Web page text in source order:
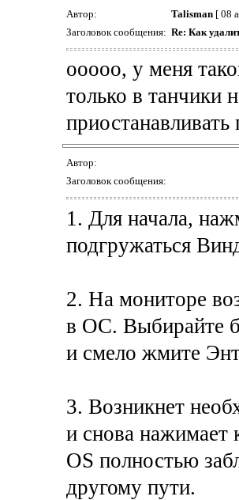
Автор: Talisman[ 08
Заголовок сообщения: Re: Как
ооооо, у меня
только в танчики
Автор:
Заголовок сообщения:
1. Для начала,
подгружаться
2. На мониторе
в ОС. Выбирайте
и смело жмите
3. Возникнет
и снова нажимает
OS полностью
другому пути.